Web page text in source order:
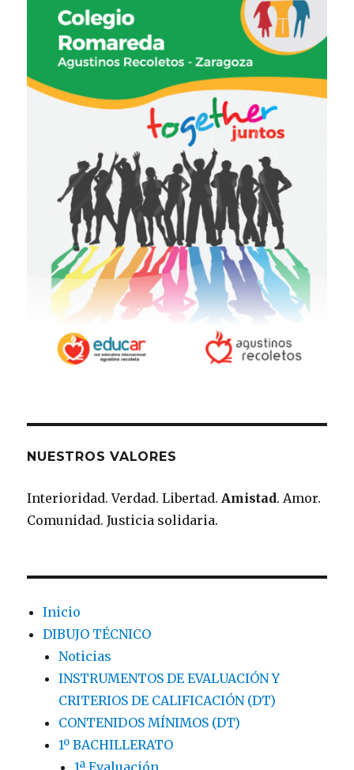
NUESTROS VALORES
Interioridad. Verdad. Libertad.Amistad. Amor.
Comunidad. Justicia solidaria.
Inicio
DIBUJO TÉCNICO
Noticias
INSTRUMENTOS DE EVALUACIÓN Y
CRITERIOS DE CALIFICACIÓN (DT)
CONTENIDOS MÍNIMOS (DT)
1º BACHILLERATO